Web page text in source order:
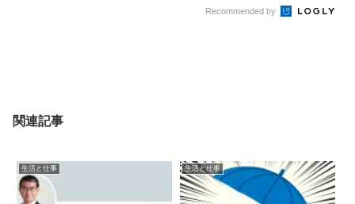
Recommended by
関連記事
生活と仕事 生活と仕事